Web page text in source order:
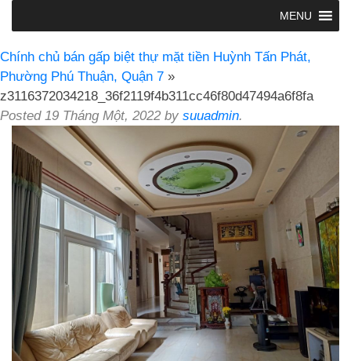
MENU
Chính chủ bán gấp biệt thự mặt tiền Huỳnh Tấn Phát,
Phường Phú Thuận, Quận 7 »
z3116372034218_36f2119f4b311cc46f80d47494a6f8fa
Posted 19 Tháng Một, 2022 by suuadmin.